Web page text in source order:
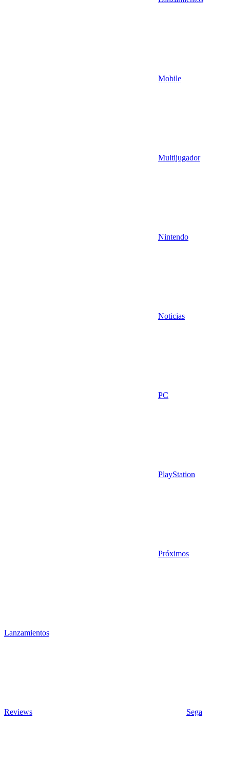
Mobile
Multijugador
Nintendo
Noticias
PC
PlayStation
Próximos
Lanzamientos
Reviews Sega